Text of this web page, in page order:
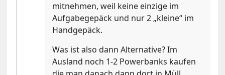
mitnehmen, weil keine einzige im
Aufgabegepäck und nur 2 „kleine“ im
Handgepäck.
Was ist also dann Alternative? Im
Ausland noch 1-2 Powerbanks kaufen